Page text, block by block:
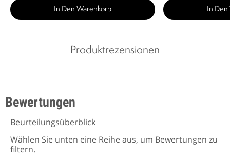
In Den Warenkorb In
Produktrezensionen